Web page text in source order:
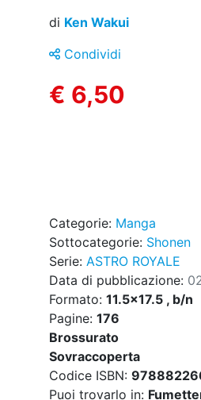
di Ken Wakui
Condividi
€ 6,50
Categorie: Manga
Sottocategorie: Shonen
Serie: ASTRO ROYALE
Data di pubblicazione:
Formato: 11.5x17.5 , b/n
Pagine: 176
Brossurato
Sovraccoperta
Codice ISBN:
Puoi trovarlo in: